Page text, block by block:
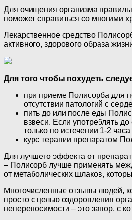
Для очищения организма
поможет справиться со многими
Лекарственное средство
активного, здорового образа
Для того чтобы похудеть
при приеме Полисорба для
отсутствии патологий с
пить до или после еды
взвеси. Если употреблять
только по истечении 1-2
курс терапии препаратом
Для лучшего эффекта от
– Полисорб лучше применять
от метаболических шлаков,
Многочисленные отзывы людей,
просто с целью оздоровления
непереносимости – это запор, с